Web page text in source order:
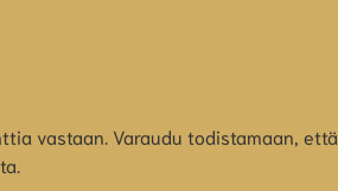
vastaan. Varaudu todistamaan, että